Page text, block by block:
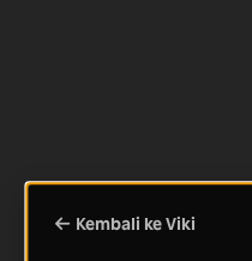
Kembali ke Viki